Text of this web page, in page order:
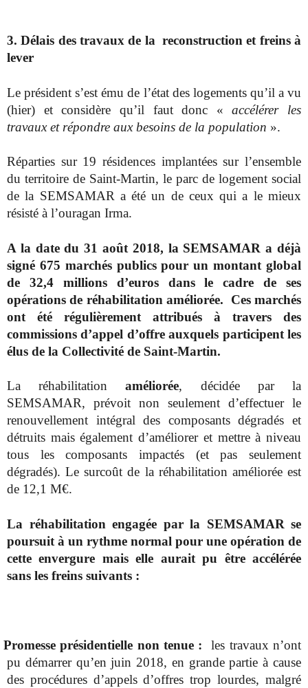
3. Délais des travaux de la reconstruction et freins à
lever
Le président s’est ému de l’état des logements qu’il a vu
(hier) et considère qu’il faut donc «accélérer les
travaux et répondre aux besoins de la population ».
Réparties sur 19 résidences implantées sur l’ensemble
du territoire de Saint-Martin, le parc de logement social
de la SEMSAMAR a été un de ceux qui a le mieux
résisté à l’ouragan Irma.
A la date du 31 août 2018, la SEMSAMAR a déjà
signé 675 marchés publics pour un montant global
de 32,4 millions d’euros dans le cadre de ses
opérations de réhabilitation améliorée. Ces marchés
ont été régulièrement attribués à travers des
commissions d’appel d’offre auxquels participent les
élus de la Collectivité de Saint-Martin.
La réhabilitationaméliorée, décidée par la
SEMSAMAR, prévoit non seulement d’effectuer le
renouvellement intégral des composants dégradés et
détruits mais également d’améliorer et mettre à niveau
tous les composants impactés (et pas seulement
dégradés). Le surcoût de la réhabilitation améliorée est
de 12,1 M€.
La réhabilitation engagée par la SEMSAMAR se
poursuit à un rythme normal pour une opération de
cette envergure mais elle aurait pu être accélérée
sans les freins suivants :
Promesse présidentielle non tenue :
les travaux n’ont
pu démarrer qu’en juin 2018, en grande partie à cause
des procédures d’appels d’offres trop lourdes, malgré